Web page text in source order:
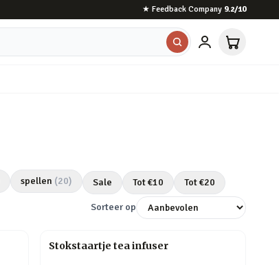
★ Feedback Company 9.2/10
spellen (20) Sale Tot €10 Tot €20
Sorteer op
Stokstaartje tea infuser